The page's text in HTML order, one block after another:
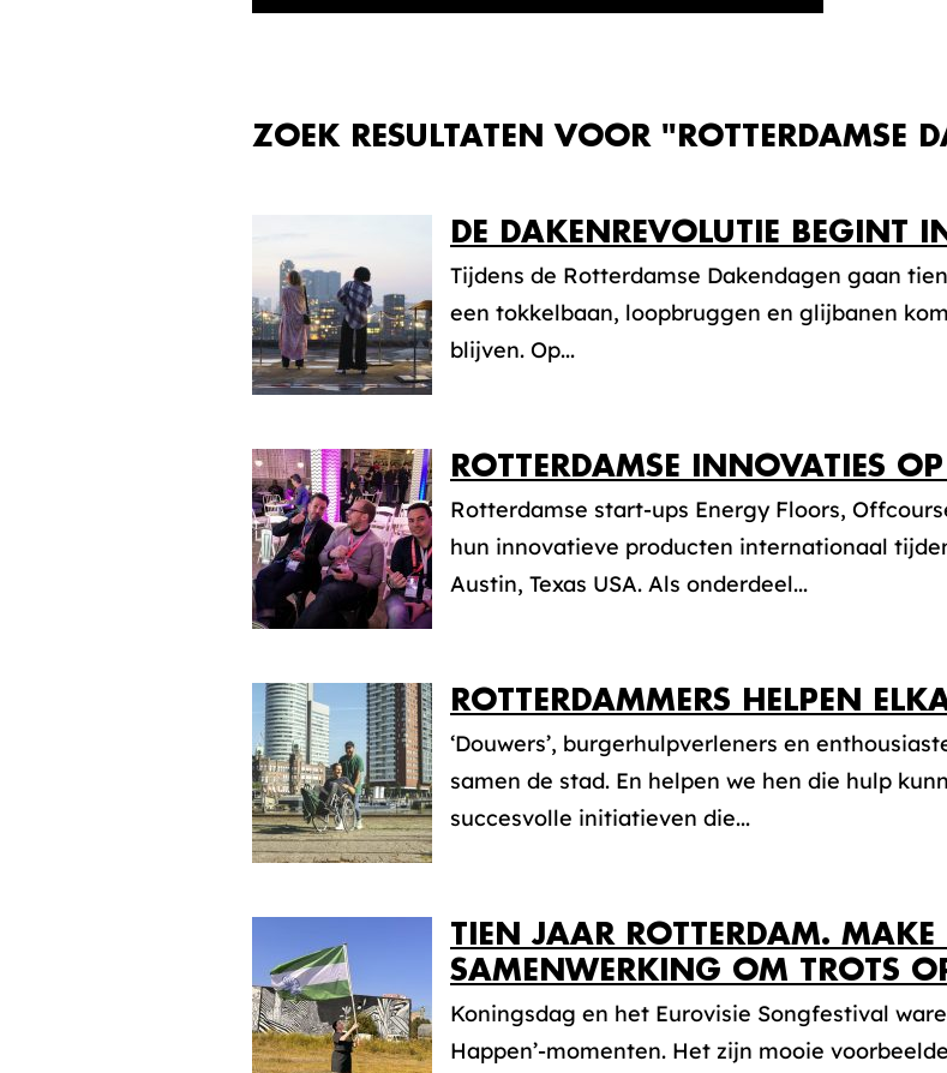
ZOEK RESULTATEN VOOR "ROTTERDAMSE
DE DAKENREVOLUTIE BEGINT
Tijdens de Rotterdamse Dakendagen gaan
een tokkelbaan, loopbruggen en glijbanen
blijven. Op...
ROTTERDAMSE INNOVATIES
Rotterdamse start-ups Energy Floors,
hun innovatieve producten internationaal
Austin, Texas USA. Als onderdeel...
ROTTERDAMMERS HELPEN
‘Douwers’, burgerhulpverleners en
samen de stad. En helpen we hen die hulp
succesvolle initiatieven die...
TIEN JAAR ROTTERDAM.
SAMENWERKING OM TROTS
Koningsdag en het Eurovisie Songfestival
Happen’-momenten. Het zijn mooie